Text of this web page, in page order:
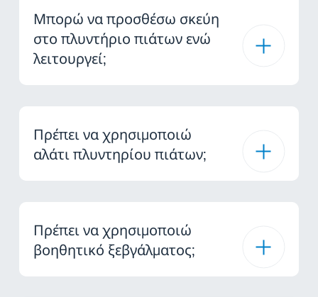
Μπορώ να προσθέσω σκεύη
στο πλυντήριο πιάτων ενώ
λειτουργεί;
Πρέπει να χρησιμοποιώ
αλάτι πλυντηρίου πιάτων;
Πρέπει να χρησιμοποιώ
βοηθητικό ξεβγάλματος;